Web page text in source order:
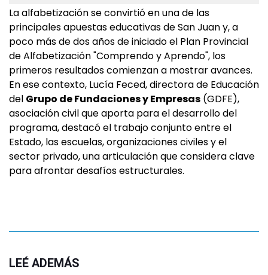
La alfabetización se convirtió en una de las
principales apuestas educativas de San Juan y, a
poco más de dos años de iniciado el Plan Provincial
de Alfabetización "Comprendo y Aprendo", los
primeros resultados comienzan a mostrar avances.
En ese contexto, Lucía Feced, directora de Educación
del Grupo de Fundaciones y Empresas (GDFE),
asociación civil que aporta para el desarrollo del
programa, destacó el trabajo conjunto entre el
Estado, las escuelas, organizaciones civiles y el
sector privado, una articulación que considera clave
para afrontar desafíos estructurales.
LEÉ ADEMÁS